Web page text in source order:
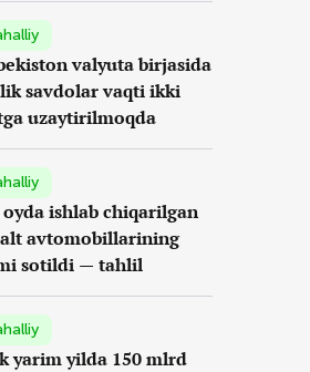
valyuta birjasida
savdolar vaqti ikki
uzaytirilmoqda
ishlab chiqarilgan
avtomobillarining
sotildi — tahlil
yarim yilda 150 mlrd